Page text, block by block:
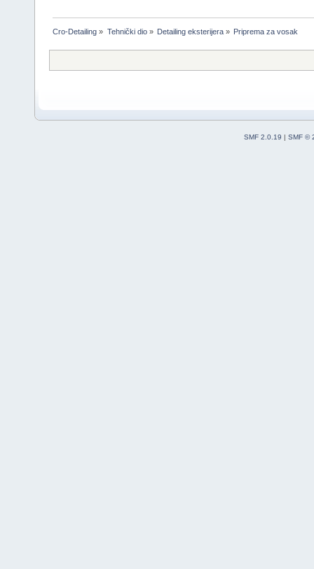
Cro-Detailing » Tehnički dio» Detailing eksterijera» Priprema za vosak
SMF 2.0.19 | SMF ©